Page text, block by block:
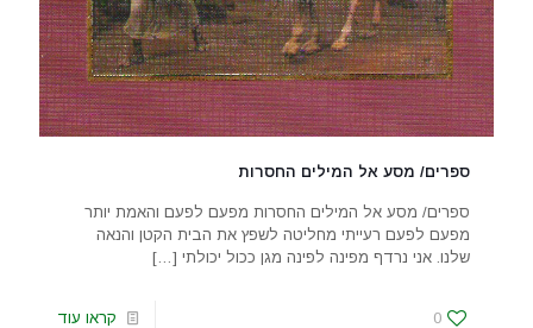
ספרים/ מסע אל המילים החסרות
ספרים/ מסע אל המילים החסרות מפעם לפעם והאמת יותר
מפעם לפעם רעייתי מחליטה לשפץ את הבית הקטן והנאה
שלנו. אני נרדף מפינה לפינה מגן ככול יכולתי […]
0 קראו עוד